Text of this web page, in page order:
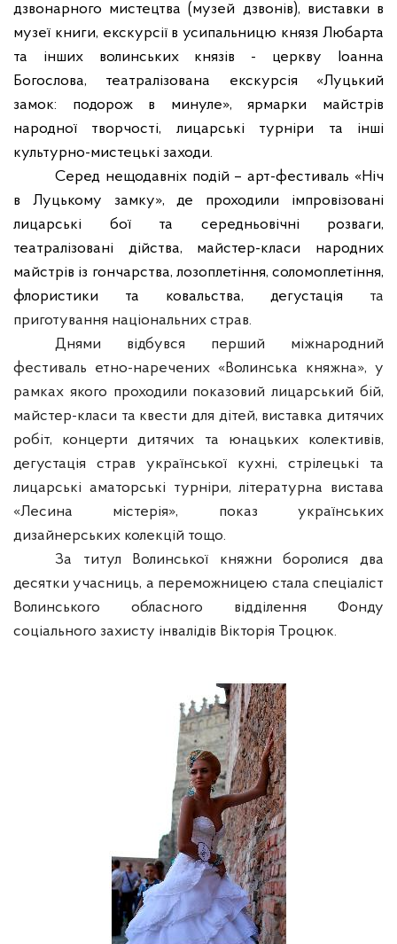
дзвонарного мистецтва (музей дзвонів), виставки в
музеї книги, екскурсії вусипальницю князя Любарта
та інших волинських князів - церкву Іоанна
Богослова, театралізована екскурсія «Луцький
замок: подорож в минуле», ярмарки майстрів
народної творчості, лицарські турніри та інші
культурно-мистецькі заходи.
Серед нещодавніх подій – арт-фестиваль «Ніч
в Луцькому замку», де проходили імпровізовані
лицарські бої та середньовічні розваги,
театралізовані дійства, майстер-класи народних
майстрів із гончарства, лозоплетіння, соломоплетіння,
флористики та ковальства, дегустація та
приготування національних страв.
Днями відбувся перший міжнародний
фестиваль етно-наречених «Волинська княжна», у
рамках якого проходили показовий лицарський бій,
майстер-класи та квести для дітей, виставка дитячих
робіт, концерти дитячих та юнацьких колективів,
дегустація страв української кухні, стрілецькі та
лицарські аматорські турніри, літературна вистава
«Лесина містерія», показ українських
дизайнерських колекцій тощо.
За титул Волинської княжни боролися два
десятки учасниць, а переможницею стала спеціаліст
Волинського обласного відділення Фонду
соціального захисту інвалідів Вікторія Троцюк.